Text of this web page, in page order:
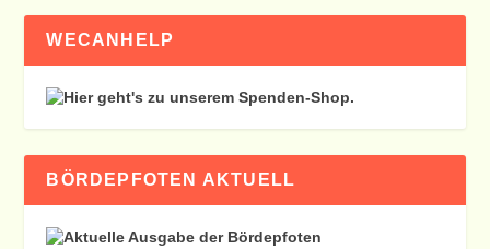
WECANHELP
BÖRDEPFOTEN AKTUELL